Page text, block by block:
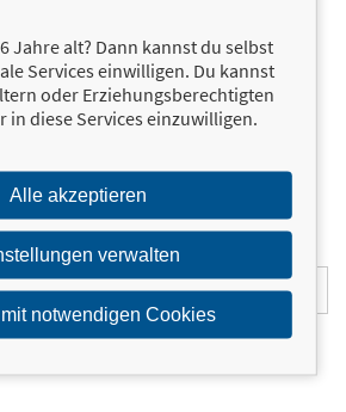
Neuerscheinungen und
werden.
auf dem aktuellen Stand über das
Verlagsgruppe.
Tragen Sie sich
Jahre alt? Dann kannst du selbst
Services einwilligen. Du kannst
oder Erziehungsberechtigten
in diese Services einzuwilligen.
Alle akzeptieren
verwalten
notwendigen Cookies